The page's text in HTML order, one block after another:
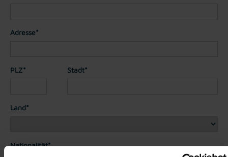
Adresse*
PLZ* Stadt*
Land*
Nationalität*